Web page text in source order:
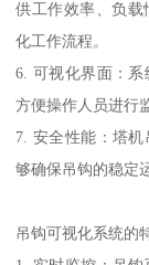
供工作效率、负
化工作流程。
6. 可视化界面：系
方便操作人员进行
7. 安全性能：塔
够确保吊钩的稳定
吊钩可视化系统的